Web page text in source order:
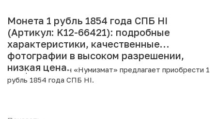
Монета 1 рубль 1854 года СПБ НI
(Артикул: K12-66421): подробные
характеристики, качественные
фотографии в высоком разрешении,
низкая цена.
Интернет магазин «Нумизмат» предлагает приобрести 1
рубль 1854 года СПБ НI.